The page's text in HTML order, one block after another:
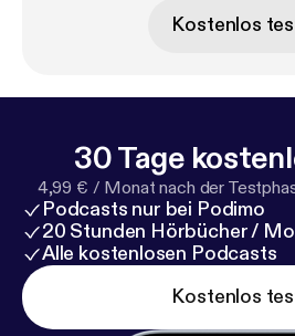
Kostenlos
30 Tage
4,99 € / Monat nach der
Podcasts nur bei Podimo
20 Stunden Hörbücher /
Alle kostenlosen Podcasts
Kostenlos